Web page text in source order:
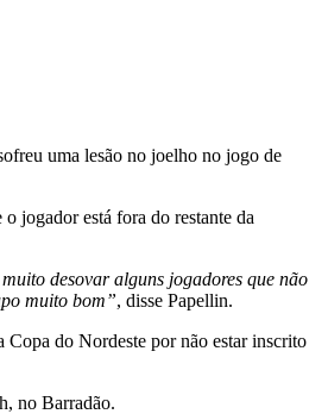
uma lesão no joelho no jogo de
jogador está fora do restante da
desovar alguns jogadores que não
muito bom”, disse Papellin.
do Nordeste por não estar inscrito
no Barradão.